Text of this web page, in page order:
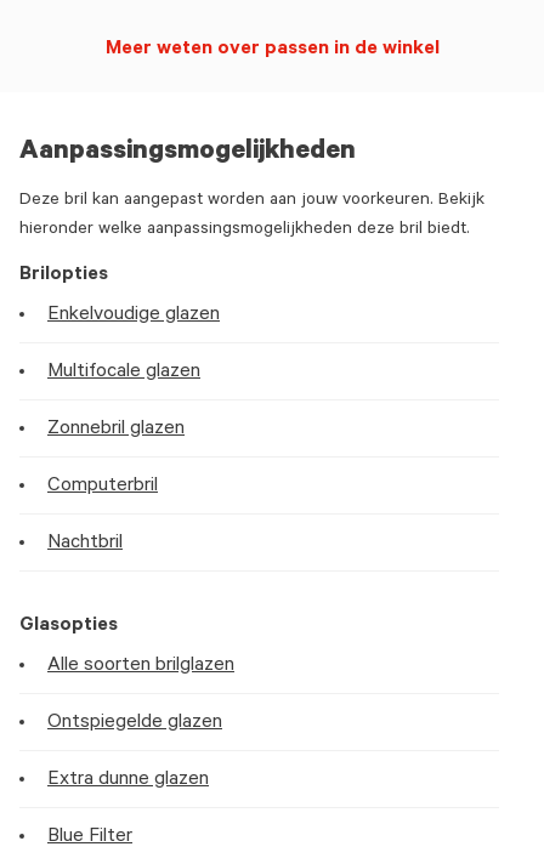
Aanpassingsmogelijkheden
Deze bril kan aangepast worden aan jouw voorkeuren. Bekijk
hieronder welke aanpassingsmogelijkheden deze bril biedt.
Brilopties
Enkelvoudige glazen
Multifocale glazen
Zonnebril glazen
Computerbril
Nachtbril
Glasopties
Alle soorten brilglazen
Ontspiegelde glazen
Extra dunne glazen
Blue Filter
Meer weten over passen in de winkel